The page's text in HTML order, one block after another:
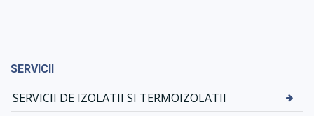
SERVICII
SERVICII DE IZOLATII SI TERMOIZOLATII